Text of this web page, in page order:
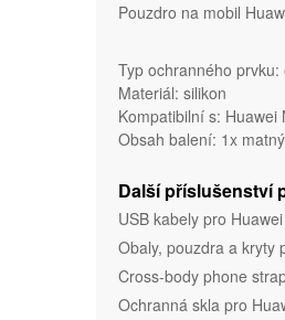
Pouzdro na mobil
Typ ochranného
Materiál: silikon
Kompatibilní s: Huawei
Obsah balení: 1x
Další příslušenství
USB kabely pro
Obaly, pouzdra a kryty
Cross-body phone
Ochranná skla pro